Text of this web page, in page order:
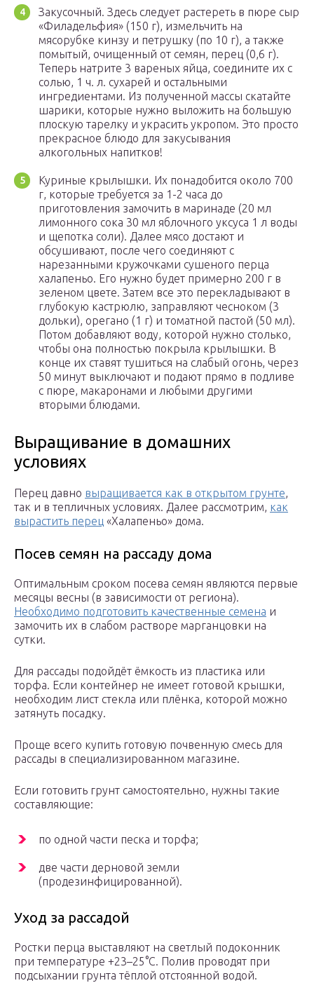
Закусочный. Здесь следует растереть в пюре сыр
«Филадельфия» (150 г), измельчить на
мясорубке кинзу и петрушку (по 10 г), а также
помытый, очищенный от семян, перец (0,6 г).
Теперь натрите 3 вареных яйца, соедините их с
солью, 1 ч. л. сухарей и остальными
ингредиентами. Из полученной массы скатайте
шарики, которые нужно выложить на большую
плоскую тарелку и украсить укропом. Это просто
прекрасное блюдо для закусывания
алкогольных напитков!
Куриные крылышки. Их понадобится около 700
г, которые требуется за 1-2 часа до
приготовления замочить в маринаде (20 мл
лимонного сока 30 мл яблочного уксуса 1 л воды
и щепотка соли). Далее мясо достают и
обсушивают, после чего соединяют с
нарезанными кружочками сушеного перца
халапеньо. Его нужно будет примерно 200 г в
зеленом цвете. Затем все это перекладывают в
глубокую кастрюлю, заправляют чесноком (3
дольки), орегано (1 г) и томатной пастой (50 мл).
Потом добавляют воду, которой нужно столько,
чтобы она полностью покрыла крылышки. В
конце их ставят тушиться на слабый огонь, через
50 минут выключают и подают прямо в подливе
с пюре, макаронами и любыми другими
вторыми блюдами.
Выращивание в домашних
условиях
Перец давно выращивается как в открытом грунте,
так и в тепличных условиях. Далее рассмотрим, как
вырастить перец «Халапеньо» дома.
Посев семян на рассаду дома
Оптимальным сроком посева семян являются первые
месяцы весны (в зависимости от региона).
Необходимо подготовить качественные семена и
замочить их в слабом растворе марганцовки на
сутки.
Для рассады подойдёт ёмкость из пластика или
торфа. Если контейнер не имеет готовой крышки,
необходим лист стекла или плёнка, которой можно
затянуть посадку.
Проще всего купить готовую почвенную смесь для
рассады в специализированном магазине.
Если готовить грунт самостоятельно, нужны такие
составляющие:
по одной части песка и торфа;
две части дерновой земли
(продезинфицированной).
Уход за рассадой
Ростки перца выставляют на светлый подоконник
при температуре +23–25°С. Полив проводят при
подсыхании грунта тёплой отстоянной водой.